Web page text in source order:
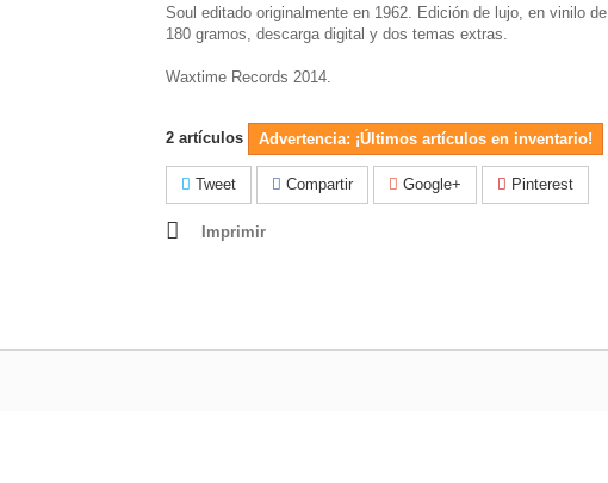
Soul editado originalmente en 1962. Edición de lujo, en vinilo de
180 gramos, descarga digital y dos temas extras.
Waxtime Records 2014.
2 artículos Advertencia: ¡Últimos artículos en inventario!
Tweet Compartir Google+ Pinterest
Imprimir